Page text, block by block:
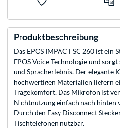
Produktbeschreibung
Das EPOS IMPACT SC 260 ist ein
EPOS Voice Technologie und
und Spracherlebnis. Der elegante
hochwertigen Materialien liefern
Tragekomfort. Das Mikrofon ist
Nichtnutzung einfach nach hinten
Durch den Easy Disconnect
Tischtelefonen nutzbar.